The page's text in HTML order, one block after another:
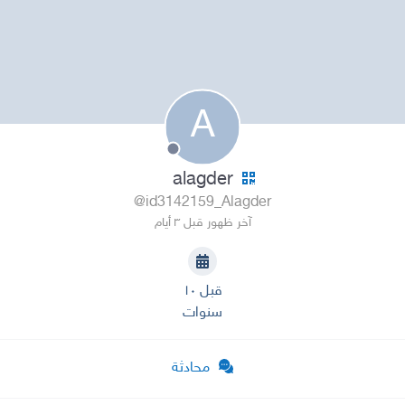
A
alagder
@id3142159_Alagder
آخر ظهور قبل ٣ أيام
قبل ١٠
سنوات
محادثة